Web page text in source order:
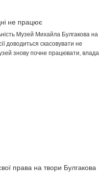
не працює
Музей Михайла Булгакова на
доводиться скасовувати не
знову почне працювати, влада
права на твори Булгакова